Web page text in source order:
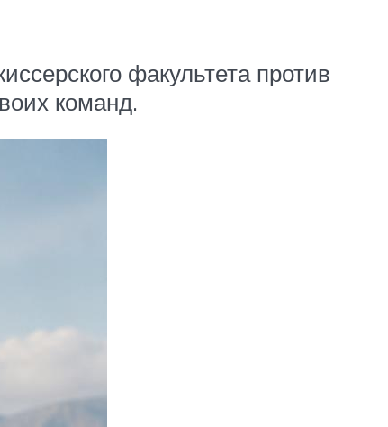
факультета против
команд.